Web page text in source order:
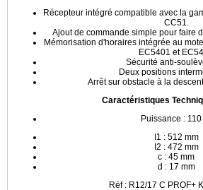
Récepteur intégré compatible avec la
CC51.
Ajout de commande simple pour faire
Mémorisation d'horaires intégrée au
EC5401 et
Sécurité anti-
Deux positions
Arrêt sur obstacle à la
Caractéristiques
Puissance : 110
I1 : 512 mm
I2 : 472 mm
c : 45 mm
d : 17 mm
Réf : R12/17 C PROF+